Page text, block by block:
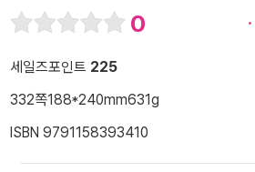
0
세일즈포인트 225
332쪽188*240mm631g
ISBN 9791158393410